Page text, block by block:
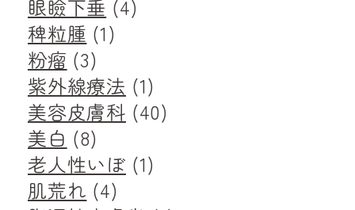
眼瞼下垂 (4)
稗粒腫 (1)
粉瘤 (3)
紫外線療法 (1)
美容皮膚科 (40)
美白 (8)
老人性いぼ (1)
肌荒れ (4)